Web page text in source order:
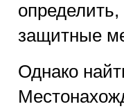
защитные
Однако